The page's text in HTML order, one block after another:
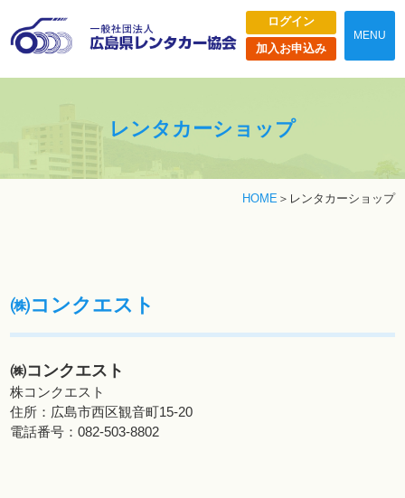
ログイン
加入お申込み
MENU
レンタカーショップ
HOME レンタカーショップ
㈱コンクエスト
㈱コンクエスト
株コンクエスト
住所： 広島市西区観音町15-20
電話番号：082-503-8802